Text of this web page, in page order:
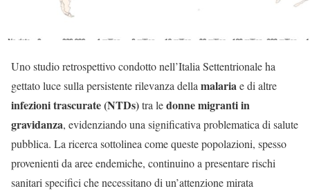
Uno studio retrospettivo condotto nell’Italia Settentrionale ha
gettato luce sulla persistente rilevanza dellamalariae di altre
infezioni trascurate (NTDs)tra ledonne migranti in
gravidanza, evidenziando una significativa problematica di salute
pubblica. La ricerca sottolinea come queste popolazioni, spesso
provenienti da aree endemiche, continuino a presentare rischi
sanitari specifici che necessitano di un’attenzione mirata